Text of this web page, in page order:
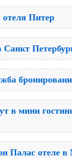
отеля Питер
в мини
Палас отеле в